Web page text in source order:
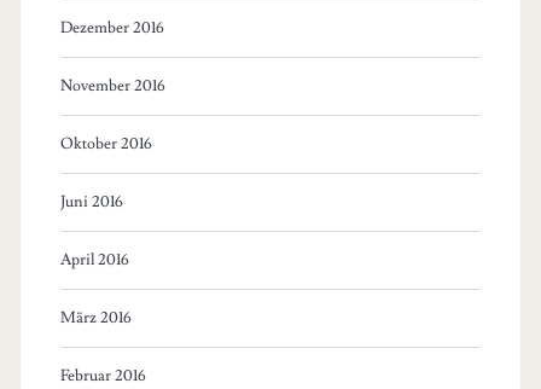
Dezember 2016
November 2016
Oktober 2016
Juni 2016
April 2016
März 2016
Februar 2016